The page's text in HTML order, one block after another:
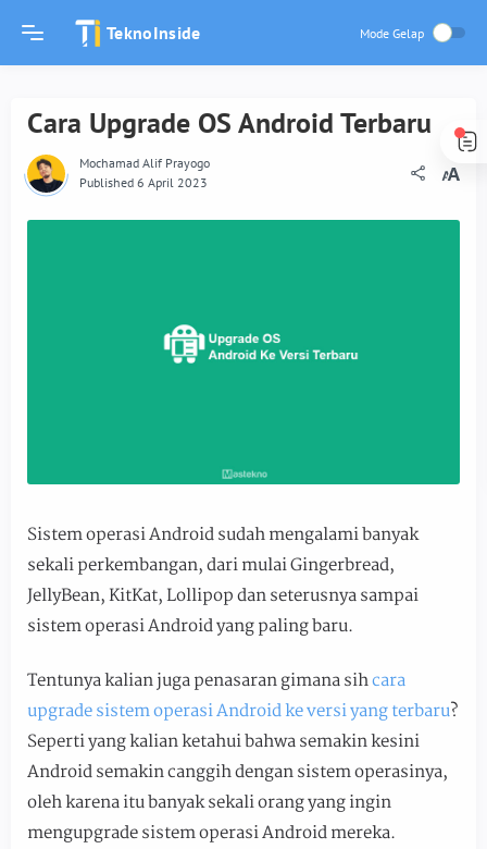
TeknoInside
Cara Upgrade OS Android Terbaru
Mochamad Alif Prayogo
Published 6 April 2023
Sistem operasi Android sudah mengalami banyak
sekali perkembangan, dari mulai Gingerbread,
JellyBean, KitKat, Lollipop dan seterusnya sampai
sistem operasi Android yang paling baru.
Tentunya kalian juga penasaran gimana sihcara
upgrade sistem operasi Android ke versi yang terbaru?
Seperti yang kalian ketahui bahwa semakin kesini
Android semakin canggih dengan sistem operasinya,
oleh karena itu banyak sekali orang yang ingin
mengupgrade sistem operasi Android mereka.